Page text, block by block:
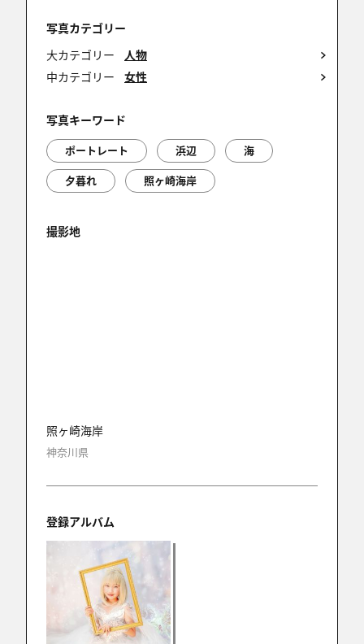
2025/12/02 19:38:45
ナイスショット！
YASUHIRO
2025/12/02 17:02:20
ナイスショットです。綺麗です。
写真カテゴリー
大カテゴリー
人物
中カテゴリー
女性
写真キーワード
ポートレート 浜辺
海
夕暮れ
照ヶ崎海岸
撮影地
照ヶ崎海岸
神奈川県
登録アルバム